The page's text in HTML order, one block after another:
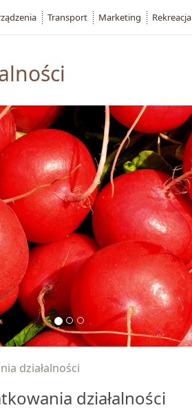
działalności
działalności
Transport Marketing Rekreacja